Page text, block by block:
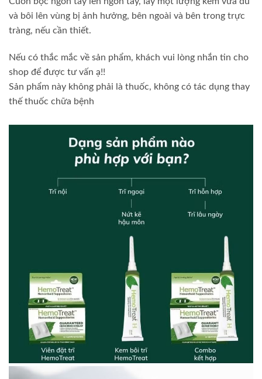
và bôi lên vùng bị ảnh hưởng, bên ngoài và bên trong trực
tràng, nếu cần thiết.
Nếu có thắc mắc về sản phẩm, khách vui lòng nhắn tin cho
shop để được tư vấn ạ!!
Sản phẩm này không phải là thuốc, không có tác dụng thay
thế thuốc chữa bệnh